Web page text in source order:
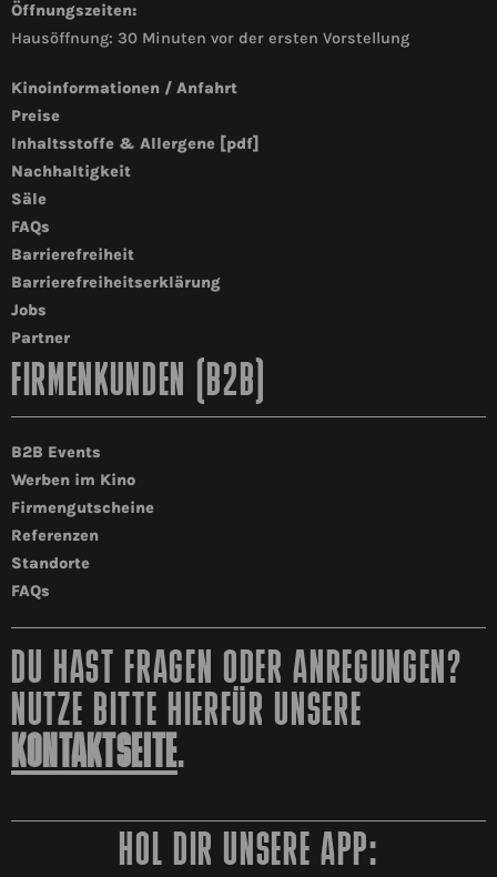
Öffnungszeiten:
Hausöffnung: 30 Minuten vor der ersten Vorstellung
Kinoinformationen / Anfahrt
Preise
Inhaltsstoffe & Allergene [pdf]
Nachhaltigkeit
Säle
FAQs
Barrierefreiheit
Barrierefreiheitserklärung
Jobs
Partner
FIRMENKUNDEN (B2B)
B2B Events
Werben im Kino
Firmengutscheine
Referenzen
Standorte
FAQs
DU HAST FRAGEN ODER ANREGUNGEN?
NUTZE BITTE HIERFÜR UNSERE
KONTAKTSEITE.
HOL DIR UNSERE APP: